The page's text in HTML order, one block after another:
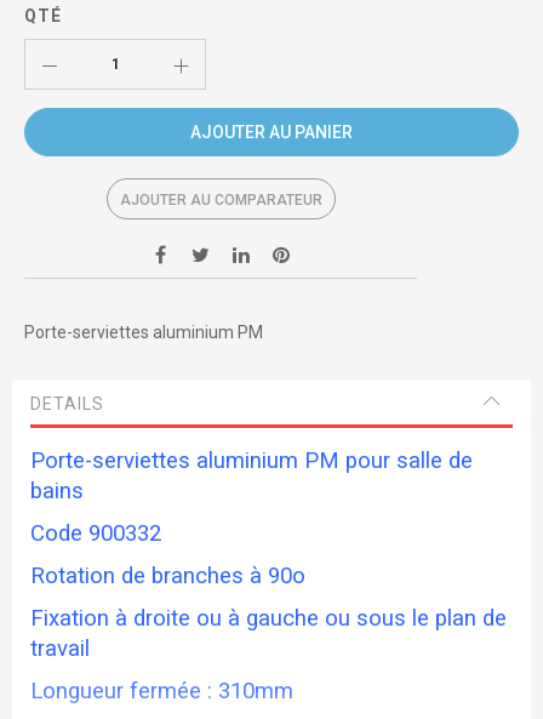
QTÉ
AJOUTER AU PANIER
AJOUTER AU COMPARATEUR
Porte-serviettes aluminium PM
DETAILS
Porte-serviettes aluminium PM pour salle de
bains
Code 900332
Rotation de branches à 90o
Fixation à droite ou à gauche ou sous le plan de
travail
Longueur fermée : 310mm